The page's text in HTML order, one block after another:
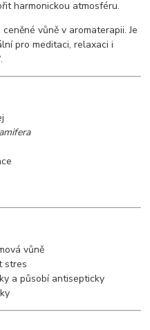
harmonickou atmosféru.
vůně v aromaterapii. Je
pro meditaci, relaxaci i
vůně
stres
a působí antisepticky